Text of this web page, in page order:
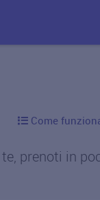
Come
prenoti in